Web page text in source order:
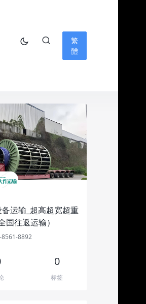
繁
體
运输_超高超宽超重
国往返运输）
8892
0
标签